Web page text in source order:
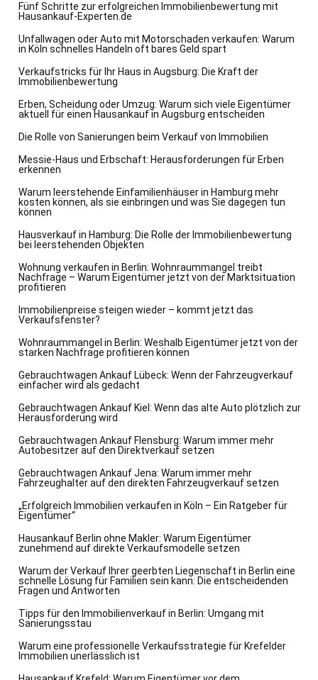
Fünf Schritte zur erfolgreichen Immobilienbewertung mit
Hausankauf-Experten.de
Unfallwagen oder Auto mit Motorschaden verkaufen: Warum
in Köln schnelles Handeln oft bares Geld spart
Verkaufstricks für Ihr Haus in Augsburg: Die Kraft der
Immobilienbewertung
Erben, Scheidung oder Umzug: Warum sich viele Eigentümer
aktuell für einen Hausankauf in Augsburg entscheiden
Die Rolle von Sanierungen beim Verkauf von Immobilien
Messie-Haus und Erbschaft: Herausforderungen für Erben
erkennen
Warum leerstehende Einfamilienhäuser in Hamburg mehr
kosten können, als sie einbringen und was Sie dagegen tun
können
Hausverkauf in Hamburg: Die Rolle der Immobilienbewertung
bei leerstehenden Objekten
Wohnung verkaufen in Berlin: Wohnraummangel treibt
Nachfrage – Warum Eigentümer jetzt von der Marktsituation
profitieren
Immobilienpreise steigen wieder – kommt jetzt das
Verkaufsfenster?
Wohnraummangel in Berlin: Weshalb Eigentümer jetzt von der
starken Nachfrage profitieren können
Gebrauchtwagen Ankauf Lübeck: Wenn der Fahrzeugverkauf
einfacher wird als gedacht
Gebrauchtwagen Ankauf Kiel: Wenn das alte Auto plötzlich zur
Herausforderung wird
Gebrauchtwagen Ankauf Flensburg: Warum immer mehr
Autobesitzer auf den Direktverkauf setzen
Gebrauchtwagen Ankauf Jena: Warum immer mehr
Fahrzeughalter auf den direkten Fahrzeugverkauf setzen
„Erfolgreich Immobilien verkaufen in Köln – Ein Ratgeber für
Eigentümer“
Hausankauf Berlin ohne Makler: Warum Eigentümer
zunehmend auf direkte Verkaufsmodelle setzen
Warum der Verkauf Ihrer geerbten Liegenschaft in Berlin eine
schnelle Lösung für Familien sein kann: Die entscheidenden
Fragen und Antworten
Tipps für den Immobilienverkauf in Berlin: Umgang mit
Sanierungsstau
Warum eine professionelle Verkaufsstrategie für Krefelder
Immobilien unerlässlich ist